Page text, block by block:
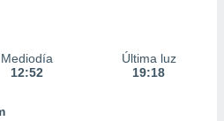
Mediodía
12:52
Última luz
19:18